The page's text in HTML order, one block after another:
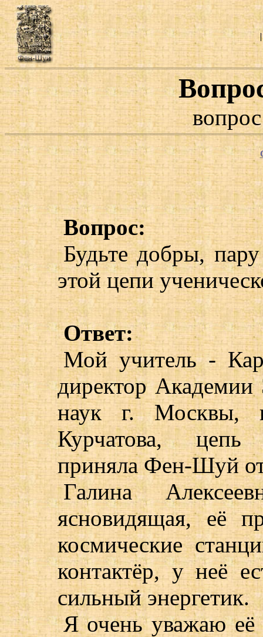
Вопрос:
Будьте добры,
этой цепи
Ответ:
Мой учитель -
директор
наук г. Москвы,
Курчатова, цепь
приняла Фен-Шуй от
Галина
ясновидящая, её
космические
контактёр, у неё
сильный энергетик.
Я очень уважаю её